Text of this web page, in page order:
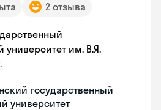
2 отзыва
университет им. В.Я.
государственный
университет